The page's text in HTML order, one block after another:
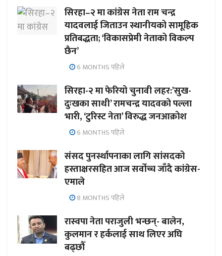
सिरहा–२ मा कांग्रेस नेता राम चन्द्र
यादवलाई जिताउन स्थानीयको सामूहिक
प्रतिबद्धता; ‘विकासप्रेमी नेताको विकल्प
छैन’
6 MONTHS पहिले
सिरहा-२ मा फेरियो चुनावी लहर:’सुख-
दुःखका साथी’ रामचन्द्र यादवको पल्ला
भारी, ‘टुरिस्ट नेता’ विरुद्ध जनआक्रोश
6 MONTHS पहिले
संसद पुनर्स्थापनाका लागि सांसदको
हस्ताक्षरसहित आज सर्वोच्च जाँदै कांग्रेस-
एमाले
8 MONTHS पहिले
रास्वपा नेता पराजुली भन्छन्- बालेन,
कुलमान र हर्कलाई साथ लिएर अघि
बढ्छौँ